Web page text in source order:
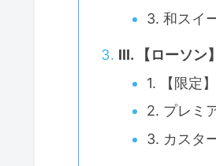
3. 和スイ
III. 【ローソン
1. 【限定
2. プレミ
3. カスタ